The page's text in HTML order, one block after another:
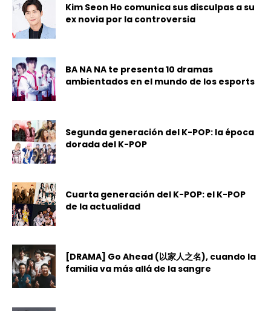
Kim Seon Ho comunica sus disculpas a su
ex novia por la controversia
BA NA NA te presenta 10 dramas
ambientados en el mundo de los esports
Segunda generación del K-POP: la época
dorada del K-POP
Cuarta generación del K-POP: el K-POP
de la actualidad
[DRAMA] Go Ahead (以家人之名), cuando la
familia va más allá de la sangre